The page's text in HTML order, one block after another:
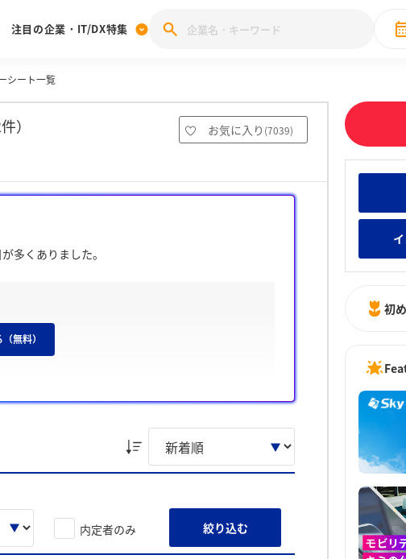
卒] 本選考体験記投稿キャンペーン
んなのDX企業就職ブランド調査
んなのIT業界新卒就職人気企業ランキング みんなの新卒就職人気企業ラン
注目の企業・IT/DX特集
28卒 IT・DX現場社員インタ
シート一覧
） お気に入り (7039)
多くありました。
」、「合意形成を促す実践的な協調性の発揮経
ザの投稿は下記の一覧からご確認ください。
無料）
内定者のみ 絞り込む
初